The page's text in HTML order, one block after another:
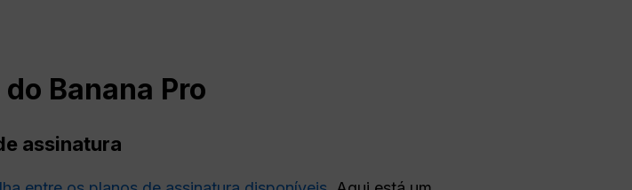
Banana Pro
assinatura